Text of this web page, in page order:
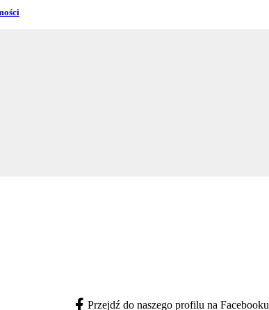
Przejdź do naszego profilu na Facebooku